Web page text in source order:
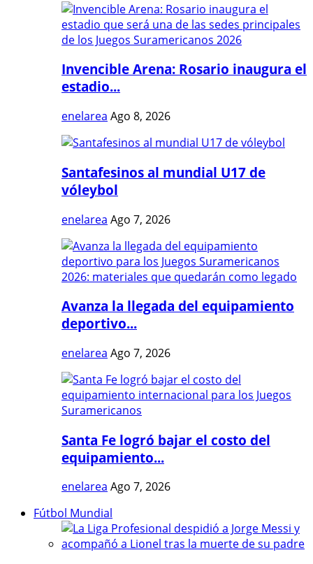
Invencible Arena: Rosario inaugura el
estadio...
enelarea Ago 8, 2026
Santafesinos al mundial U17 de
vóleybol
enelarea Ago 7, 2026
Avanza la llegada del equipamiento
deportivo...
enelarea Ago 7, 2026
Santa Fe logró bajar el costo del
equipamiento...
enelarea Ago 7, 2026
Fútbol Mundial